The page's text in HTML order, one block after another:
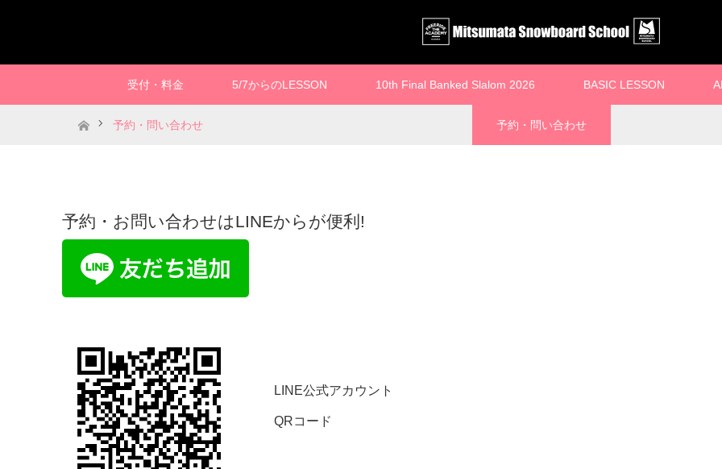
受付・料金 5/7からのLESSON 10th Final Banked Slalom 2026 BASIC LESSON
予約・問い合わせ
ホーム予約・問い合わせ
予約・お問い合わせはLINEからが便利!
LINE公式アカウント
QRコード